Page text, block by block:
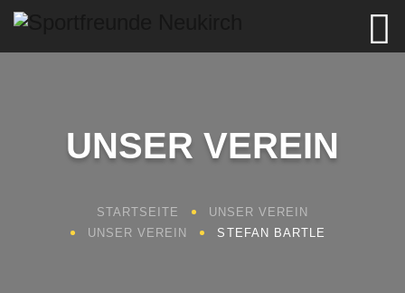
UNSER VEREIN
STARTSEITE
UNSER VEREIN
UNSER VEREIN
STEFAN BARTLE